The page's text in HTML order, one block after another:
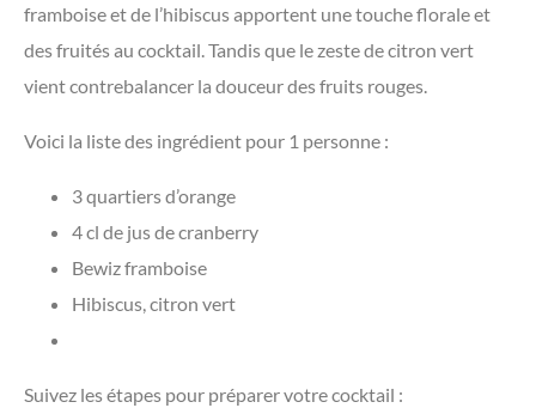
framboise et de l’hibiscus apportent une touche florale et
des fruités au cocktail. Tandis que le zeste de citron vert
vient contrebalancer la douceur des fruits rouges.
Voici la liste des ingrédient pour 1 personne :
3 quartiers d’orange
4 cl de jus de cranberry
Bewiz framboise
Hibiscus, citron vert
Suivez les étapes pour préparer votre cocktail :